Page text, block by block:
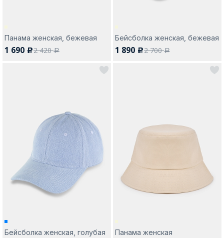
Панама женская, бежевая
1 690 c2 420a
Бейсболка женская, бежевая
1 890 c2 700a
Бейсболка женская, голубая Панама женская